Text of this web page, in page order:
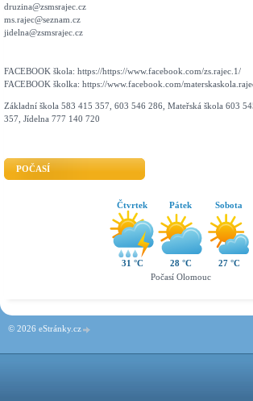
druzina@zsmsrajec.cz
ms.rajec@seznam.cz
jidelna@zsmsrajec.cz
FACEBOOK škola: https://https://www.facebook.com/zs.rajec.1/
FACEBOOK školka: https://www.facebook.com/
Základní škola 583 415 357, 603 546 286, Mateřská škola 603
357, Jídelna 777 140 720
POČASÍ
Čtvrtek
31 °C
Pátek
28 °C
Sobota
27 °C
Počasí Olomouc
© 2026 eStránky.cz